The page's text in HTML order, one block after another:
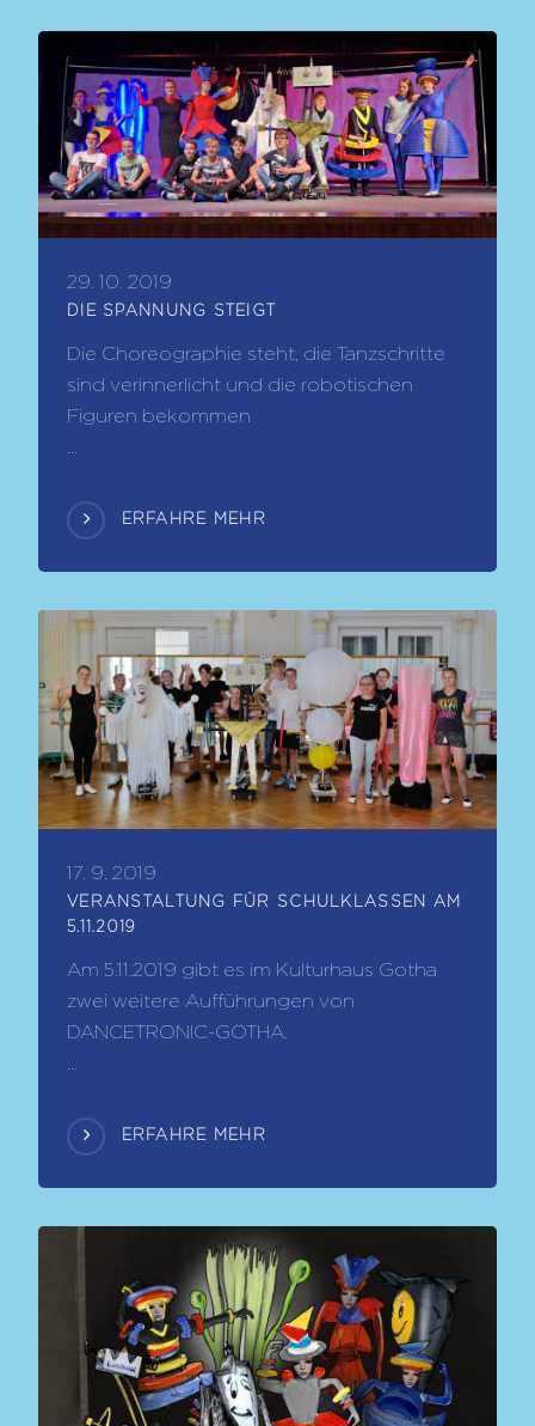
29. 10. 2019
DIE SPANNUNG STEIGT
Die Choreographie steht, die Tanzschritte
sind verinnerlicht und die robotischen
Figuren bekommen
ERFAHRE MEHR
17. 9. 2019
VERANSTALTUNG FÜR SCHULKLASSEN AM
5.11.2019
Am 5.11.2019 gibt es im Kulturhaus Gotha
zwei weitere Aufführungen von
DANCETRONIC-GOTHA.
ERFAHRE MEHR